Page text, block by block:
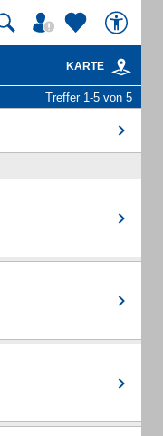
KARTE
Treffer 1-5 von 5